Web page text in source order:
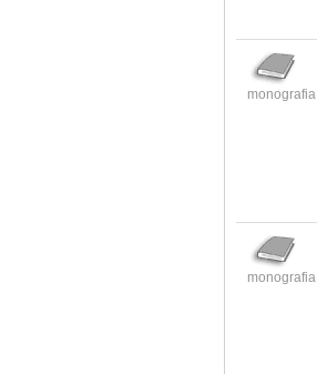
monografia
monografia